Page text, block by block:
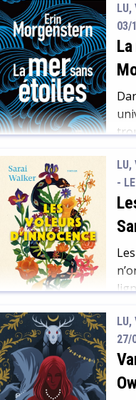
LU,
03/
LU,
-
et
LU,
27/